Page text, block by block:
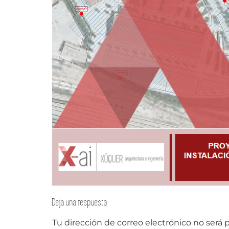
Deja una respuesta
Tu dirección de correo electrónico no será